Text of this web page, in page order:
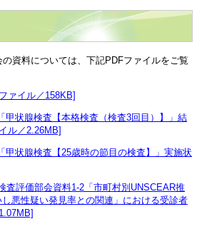
資料については、下記PDFファイルをご覧
ァイル／158KB]
状腺検査【本格検査（検査3回目）】」結
ル／2.26MB]
状腺検査【25歳時の節目の検査】」実施状
評価部会資料1-2「市町村別UNSCEAR推
悪性疑い発見率との関連」における受診者